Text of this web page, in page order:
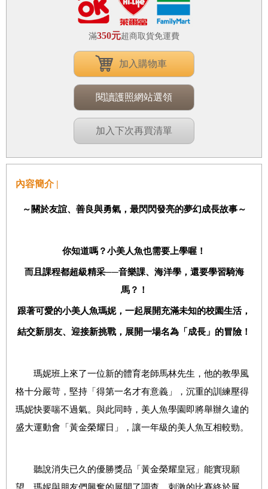
滿350元超商取貨免運費
加入購物車
閱讀護照網站選領
加入下次再買清單
內容簡介 |
～關於友誼、善良與勇氣，最閃閃發亮的夢幻成長故事～
你知道嗎？小美人魚也需要上學喔！
而且課程都超級精采──音樂課、海洋學，還要學習騎海
馬？！
跟著可愛的小美人魚瑪妮，一起展開充滿未知的校園生活，
結交新朋友、迎接新挑戰，展開一場名為「成長」的冒險！
瑪妮班上來了一位新的體育老師馬林先生，他的教學風
格十分嚴苛，堅持「得第一名才有意義」，沉重的訓練壓得
瑪妮快要喘不過氣。與此同時，美人魚學園即將舉辦久違的
盛大運動會「黃金榮耀日」，讓一年級的美人魚互相較勁。
聽說消失已久的優勝獎品「黃金榮耀皇冠」能實現願
望，瑪妮與朋友們興奮的展開了調查。刺激的比賽終於展